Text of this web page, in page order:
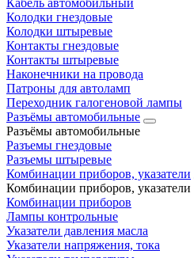
Кабель автомобильный
Колодки гнездовые
Колодки штыревые
Контакты гнездовые
Контакты штыревые
Наконечники на провода
Патроны для автоламп
Переходник галогеновой лампы
Разъёмы автомобильные
Разъёмы автомобильные
Разъемы гнездовые
Разъемы штыревые
Комбинации приборов, указатели
Комбинации приборов, указатели
Комбинации приборов
Лампы контрольные
Указатели давления масла
Указатели напряжения, тока